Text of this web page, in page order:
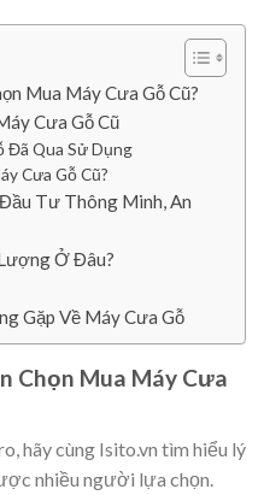
Mua Máy Cưa Gỗ Cũ?
Cưa Gỗ Cũ
Đã Qua Sử Dụng
Cưa Gỗ Cũ?
Tư Thông Minh, An
Ở Đâu?
Gặp Về Máy Cưa Gỗ
Chọn Mua Máy Cưa
hãy cùng Isito.vn tìm hiểu lý
nhiều người lựa chọn.